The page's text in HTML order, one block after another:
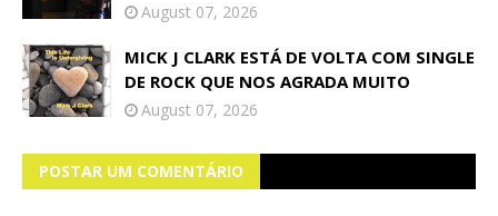
August 07, 2026
MICK J CLARK ESTÁ DE VOLTA COM SINGLE
DE ROCK QUE NOS AGRADA MUITO
August 07, 2026
POSTAR UM COMENTÁRIO